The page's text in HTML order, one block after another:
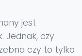
jest
Jednak, czy
czy to tylko